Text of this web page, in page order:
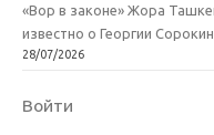
«Вор в законе» Жора
известно о Георгии
28/07/2026
Войти